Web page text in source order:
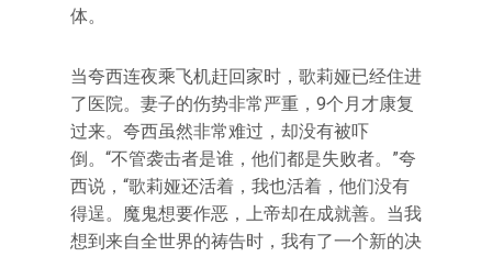
体。
当夸西连夜乘飞机赶回家时，歌莉娅已经住进
了医院。妻子的伤势非常严重，9个月才康复
过来。夸西虽然非常难过，却没有被吓
倒。“不管袭击者是谁，他们都是失败者。”夸
西说，“歌莉娅还活着，我也活着，他们没有
得逞。魔鬼想要作恶，上帝却在成就善。当我
想到来自全世界的祷告时，我有了一个新的决